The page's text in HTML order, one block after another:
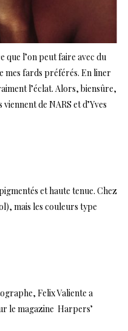
que l’on peut faire avec du
mes fards préférés. En liner
l’éclat. Alors, biensûre,
de NARS et d’Yves
et haute tenue. Chez
mais les couleurs type
Felix Valiente a
le magazine Harpers’